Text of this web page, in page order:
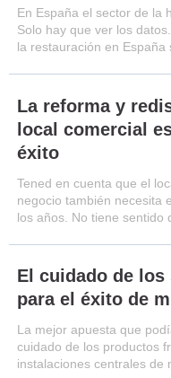
En España el sector de la
Solo hay que ver los
la restauración en España
La reforma y
local comercial
éxito
Tened en cuenta que el
negocio también necesita
los años. No tiene sentido
El cuidado de
para el éxito de
La mejor apuesta que
cuidado de los productos
instalaciones centrales de